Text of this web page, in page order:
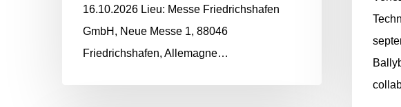
16.10.2026 Lieu: Messe Friedrichshafen
GmbH, Neue Messe 1, 88046
Friedrichshafen, Allemagne…